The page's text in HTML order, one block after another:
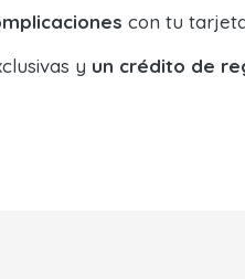
con tu
y un crédito de